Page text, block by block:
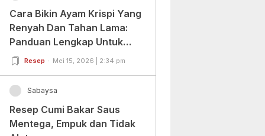
Cara Bikin Ayam Krispi Yang
Renyah Dan Tahan Lama:
Panduan Lengkap Untuk
Pemula Dan Profesional
Resep Mei 15, 2026 | 2:34 pm
Sabaysa
Resep Cumi Bakar Saus
Mentega, Empuk dan Tidak